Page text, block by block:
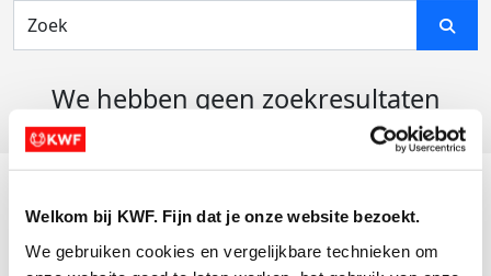
Welkom bij KWF. Fijn dat je onze website bezoekt.
We gebruiken cookies en vergelijkbare technieken om
We hebben geen zoekresultaten
Actiematerialen
Evenementen